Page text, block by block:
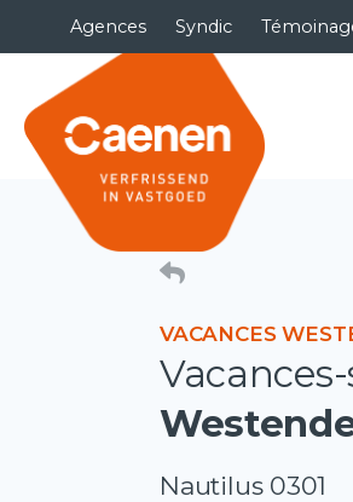
Agences Syndic
VACANCES
Nautilus 0301